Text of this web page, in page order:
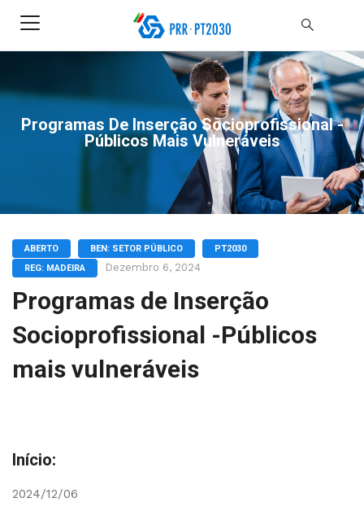
Programas De Inserção Socioprofissional -
Públicos Mais Vulneráveis
ABERTO BEN: SETOR PÚBLICO
PT2030
REG: MADEIRA
Dezembro 6, 2024
Programas de Inserção
Socioprofissional -Públicos
mais vulneráveis
Início:
2024/12/06